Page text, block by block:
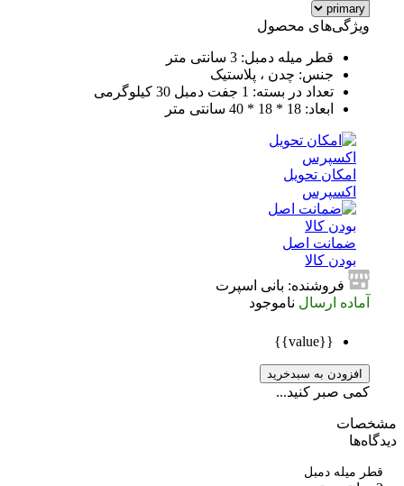
ویژگی‌های محصول
قطر میله دمبل: 3 سانتی متر
جنس: چدن ، پلاستیک
تعداد در بسته: 1 جفت دمبل 30 کیلوگرمی
ابعاد: 18 * 18 * 40 سانتی متر
امکان تحویل
اکسپرس
ضمانت اصل
بودن کالا
فروشنده: بانی اسپرت
آماده ارسال ناموجود
افزودن به سبدخرید
کمی صبر کنید...
میله دمبل